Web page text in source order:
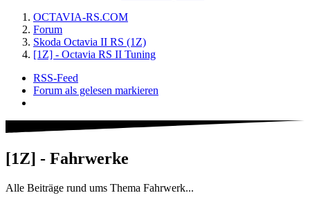
OCTAVIA-RS.COM
Forum
Skoda Octavia II RS (1Z)
[1Z] - Octavia RS II Tuning
RSS-Feed
Forum als gelesen markieren
[1Z] - Fahrwerke
Alle Beiträge rund ums Thema Fahrwerk...